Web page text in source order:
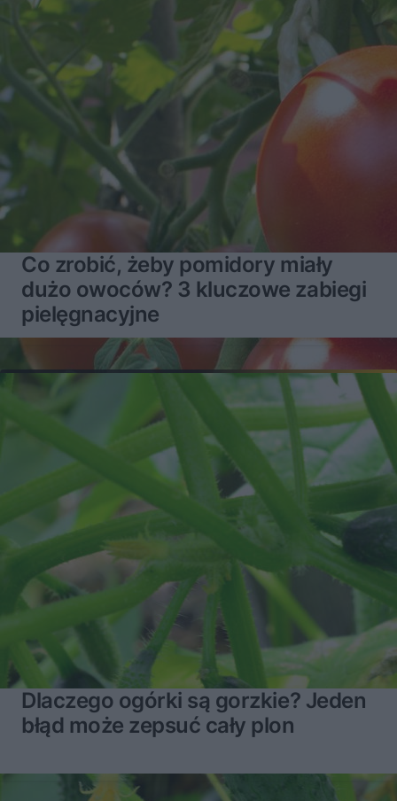
Co zrobić, żeby pomidory miały
dużo owoców? 3 kluczowe zabiegi
pielęgnacyjne
Dlaczego ogórki są gorzkie? Jeden
błąd może zepsuć cały plon